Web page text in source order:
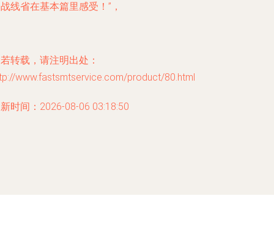
线省在基本篇里感受！”，
转载，请注明出处：
www.fastsmtservice.com/product/80.html
时间：2026-08-06 03:18:50